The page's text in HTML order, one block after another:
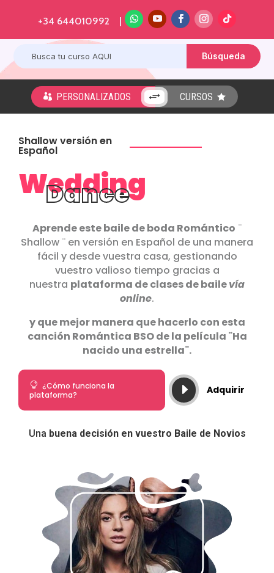
+34 644010992 |
 PERSONALIZADOS + CURSOS 
Shallow versión en
Español
Wedding
Dance
Aprende este baile de boda Romántico ¨
Shallow ¨ en versión en Español de una manera
fácil y desde vuestra casa, gestionando
vuestro valioso tiempo gracias a
nuestra plataforma de clases de bailevía
online.
y que mejor manera que hacerlo con esta
canción Romántica BSO de la película ¨Ha
nacido una estrella¨.
 ¿Cómo funciona la
plataforma?
E Adquirir
Una buena decisión en vuestro Baile de Novios